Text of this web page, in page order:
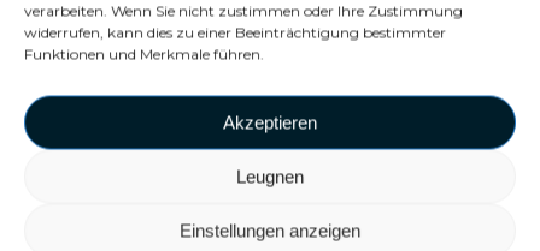
verarbeiten. Wenn Sie nicht zustimmen oder Ihre Zustimmung
widerrufen, kann dies zu einer Beeinträchtigung bestimmter
Funktionen und Merkmale führen.
Akzeptieren
Leugnen
Einstellungen anzeigen